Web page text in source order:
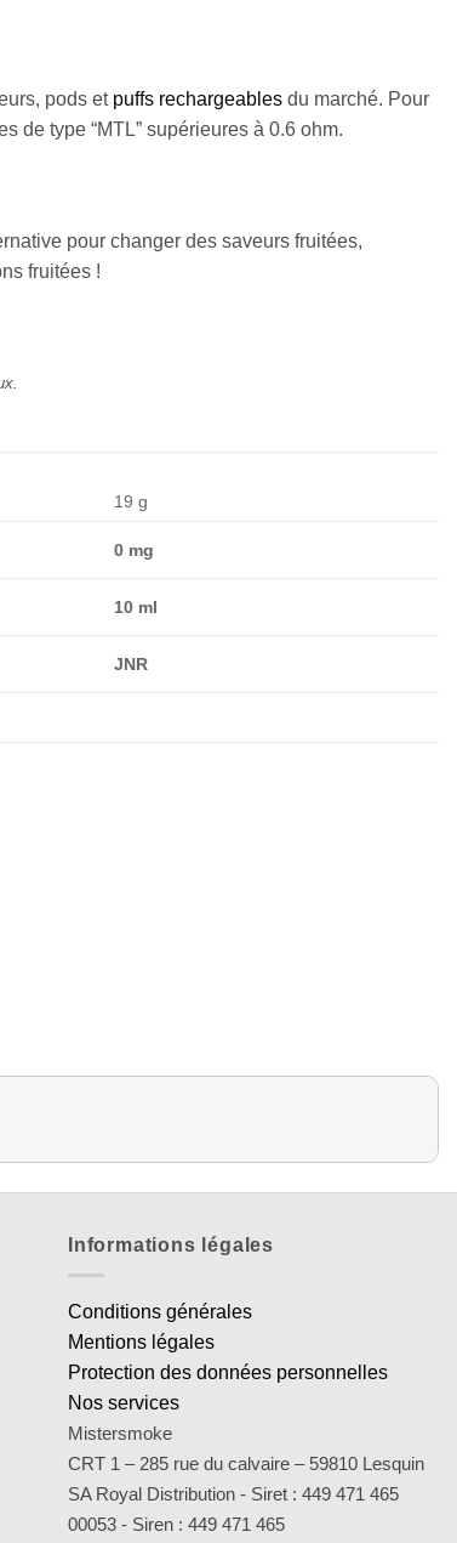
pods et puffs rechargeables du marché. Pour
de type “MTL” supérieures à 0.6 ohm.
pour changer des saveurs fruitées,
fruitées !
19 g
0 mg
10 ml
JNR
Informations légales
Conditions générales
Mentions légales
Protection des données personnelles
Nos services
Mistersmoke
CRT 1 – 285 rue du calvaire – 59810 Lesquin
SA Royal Distribution - Siret : 449 471 465
00053 - Siren : 449 471 465